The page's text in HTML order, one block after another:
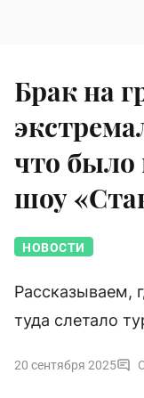
Брак на
что было
шоу
НОВОСТИ
Рассказываем,
туда слетало
20 сентября 2025